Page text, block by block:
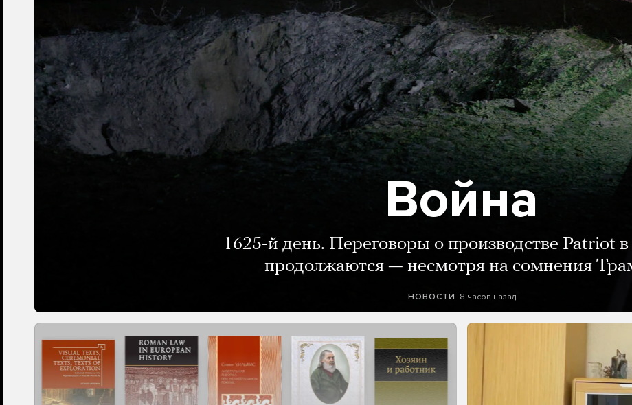
Война
1625-й день. Переговоры о производстве Patriot
продолжаются — несмотря на сомнения
НОВОСТИ 8 часов назад